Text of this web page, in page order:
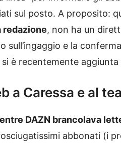
sul posto. A proposito:
redazione, non ha un
e la
è recentemente aggiunta
a Caressa e al
DAZN brancolava
abbonati (i